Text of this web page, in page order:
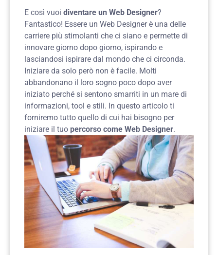
E così vuoi diventare un Web Designer?
Fantastico! Essere un Web Designer è una delle
carriere più stimolanti che ci siano e permette di
innovare giorno dopo giorno, ispirando e
lasciandosi ispirare dal mondo che ci circonda.
Iniziare da solo però non è facile. Molti
abbandonano il loro sogno poco dopo aver
iniziato perché si sentono smarriti in un mare di
informazioni, tool e stili. In questo articolo ti
forniremo tutto quello di cui hai bisogno per
iniziare il tuo percorso come Web Designer.